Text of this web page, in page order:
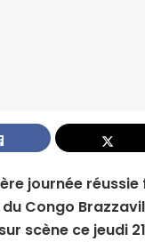
journée réussie
Congo
scène ce jeudi